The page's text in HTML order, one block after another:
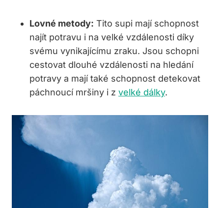
Lovné metody: Tito supi mají schopnost
najít potravu i na velké vzdálenosti díky
svému vynikajícímu zraku. Jsou schopni
cestovat dlouhé vzdálenosti na hledání
potravy a mají také schopnost detekovat
páchnoucí mršiny i z velké dálky.